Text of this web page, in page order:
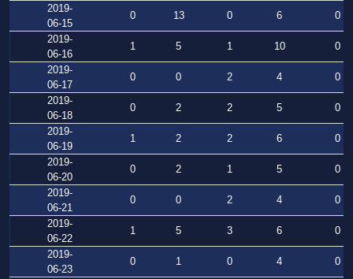
2019-
06-15
0 13 0 6
0
2019-
06-16
1 5 1 10
0
2019-
06-17
0 0 2 4
0
2019-
06-18
0 2 2 5
0
2019-
06-19
1 2 2 6
0
2019-
06-20
0 2 1 5
0
2019-
06-21
0 0 2 4
0
2019-
06-22
1 5 3 6
0
2019-
06-23
0 1 0 4
0